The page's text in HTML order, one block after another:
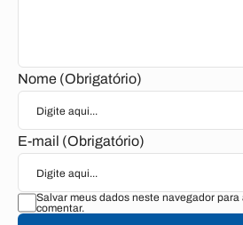
Nome (Obrigatório)
E-mail (Obrigatório)
Salvar meus dados neste navegador para
comentar.